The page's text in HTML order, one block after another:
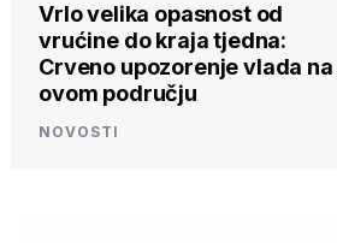
Vrlo velika opasnost od
vrućine do kraja tjedna:
Crveno upozorenje vlada na
ovom području
NOVOSTI